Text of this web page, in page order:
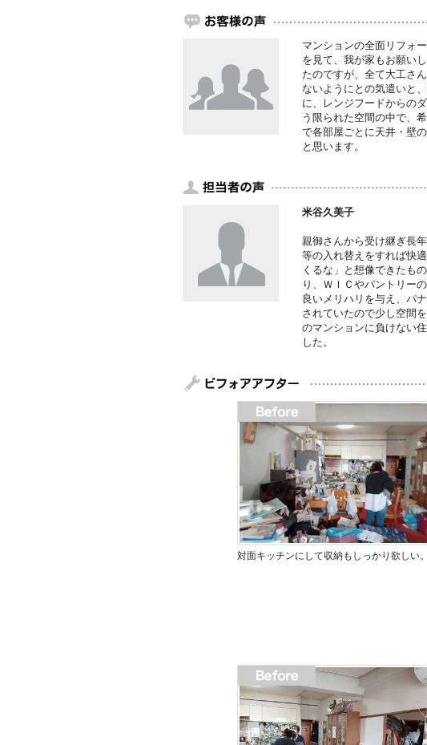
マンションの全面リフォ
を見て、我が家もお願い
たのですが、全て大工さ
ないようにとの気遣いと
に、レンジフードからの
う限られた空間の中で、
で各部屋ごとに天井・壁
と思います。
米谷久美子
親御さんから受け継ぎ長
等の入れ替えをすれば快
くるな」と想像できたも
り、ＷＩＣやパントリー
良いメリハリを与え、パ
されていたので少し空間
のマンションに負けない
した。
対面キッチンにして収納もしっかり欲しい。